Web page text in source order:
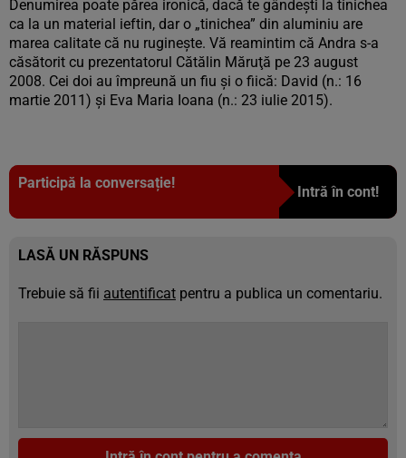
Denumirea poate părea ironică, dacă te gândeşti la tinichea
ca la un material ieftin, dar o „tinichea” din aluminiu are
marea calitate că nu rugineşte. Vă reamintim că Andra s-a
căsătorit cu prezentatorul Cătălin Măruţă pe 23 august
2008. Cei doi au împreună un fiu şi o fiică: David (n.: 16
martie 2011) şi Eva Maria Ioana (n.: 23 iulie 2015).
Participă la conversație!
Intră în cont!
LASĂ UN RĂSPUNS
Trebuie să fii autentificat pentru a publica un comentariu.